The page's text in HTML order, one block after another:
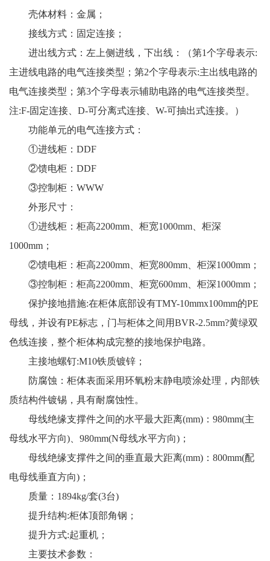
壳体材料：金属；
接线方式：固定连接；
进出线方式：左上侧进线，下出线：（第1个字母表示:
主进线电路的电气连接类型；第2个字母表示:主出线电路的
电气连接类型；第3个字母表示辅助电路的电气连接类型。
注:F-固定连接、D-可分离式连接、W-可抽出式连接。）
功能单元的电气连接方式：
①进线柜：DDF
②馈电柜：DDF
③控制柜：WWW
外形尺寸：
①进线柜：柜高2200mm、柜宽1000mm、柜深
1000mm；
②馈电柜：柜高2200mm、柜宽800mm、柜深1000mm；
③控制柜：柜高2200mm、柜宽600mm、柜深1000mm；
保护接地措施:在柜体底部设有TMY-10mmx100mm的PE
母线，并设有PE标志，门与柜体之间用BVR-2.5mm?黄绿双
色线连接，整个柜体构成完整的接地保护电路。
主接地螺钉:M10铁质镀锌；
防腐蚀：柜体表面采用环氧粉末静电喷涂处理，内部铁
质结构件镀锡，具有耐腐蚀性。
母线绝缘支撑件之间的水平最大距离(mm)：980mm(主
母线水平方向)、980mm(N母线水平方向)；
母线绝缘支撑件之间的垂直最大距离(mm)：800mm(配
电母线垂直方向)；
质量：1894kg/套(3台)
提升结构:柜体顶部角钢；
提升方式:起重机；
主要技术参数：